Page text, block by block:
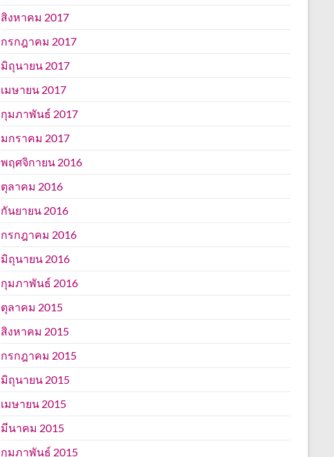
สิงหาคม 2017
กรกฎาคม 2017
มิถุนายน 2017
เมษายน 2017
กุมภาพันธ์ 2017
มกราคม 2017
พฤศจิกายน 2016
ตุลาคม 2016
กันยายน 2016
กรกฎาคม 2016
มิถุนายน 2016
กุมภาพันธ์ 2016
ตุลาคม 2015
สิงหาคม 2015
กรกฎาคม 2015
มิถุนายน 2015
เมษายน 2015
มีนาคม 2015
กุมภาพันธ์ 2015